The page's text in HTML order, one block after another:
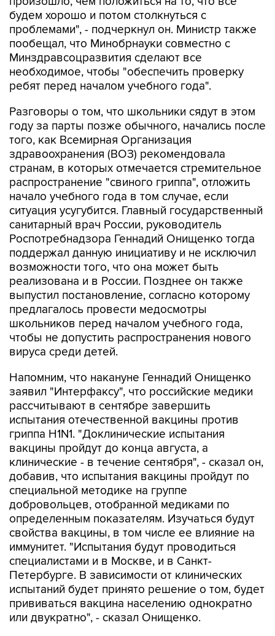
будем хорошо и потом столкнуться с
проблемами", - подчеркнул он. Министр также
пообещал, что Минобрнауки совместно с
Минздравсоцразвития сделают все
необходимое, чтобы "обеспечить проверку
ребят перед началом учебного года".
Разговоры о том, что школьники сядут в этом
году за парты позже обычного, начались после
того, как Всемирная Организация
здравоохранения (ВОЗ) рекомендовала
странам, в которых отмечается стремительное
распространение "свиного гриппа", отложить
начало учебного года в том случае, если
ситуация усугубится. Главный государственный
санитарный врач России, руководитель
Роспотребнадзора Геннадий Онищенко тогда
поддержал данную инициативу и не исключил
возможности того, что она может быть
реализована и в России. Позднее он также
выпустил постановление, согласно которому
предлагалось провести медосмотры
школьников перед началом учебного года,
чтобы не допустить распространения нового
вируса среди детей.
Напомним, что накануне Геннадий Онищенко
заявил "Интерфаксу", что российские медики
рассчитывают в сентябре завершить
испытания отечественной вакцины против
гриппа H1N1. "Доклинические испытания
вакцины пройдут до конца августа, а
клинические - в течение сентября", - сказал он,
добавив, что испытания вакцины пройдут по
специальной методике на группе
добровольцев, отобранной медиками по
определенным показателям. Изучаться будут
свойства вакцины, в том числе ее влияние на
иммунитет. "Испытания будут проводиться
специалистами и в Москве, и в Санкт-
Петербурге. В зависимости от клинических
испытаний будет принято решение о том, будет
прививаться вакцина населению однократно
или двукратно", - сказал Онищенко.